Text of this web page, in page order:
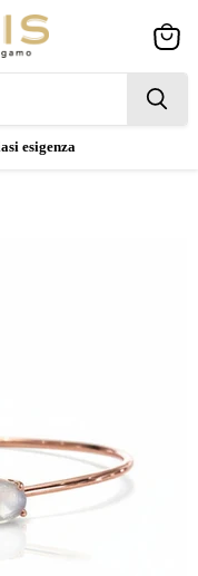
esigenza
cart